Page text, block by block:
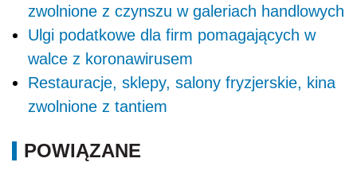
zwolnione z czynszu w galeriach handlowych
Ulgi podatkowe dla firm pomagających w
walce z koronawirusem
Restauracje, sklepy, salony fryzjerskie, kina
zwolnione z tantiem
POWIĄZANE